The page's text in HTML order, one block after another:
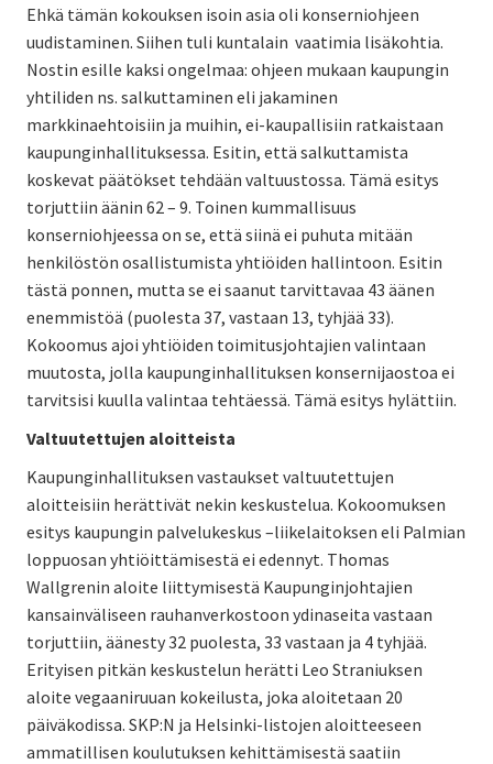
Ehkä tämän kokouksen isoin asia oli konserniohjeen
uudistaminen. Siihen tuli kuntalain vaatimia lisäkohtia.
Nostin esille kaksi ongelmaa: ohjeen mukaan kaupungin
yhtiliden ns. salkuttaminen eli jakaminen
markkinaehtoisiin ja muihin, ei-kaupallisiin ratkaistaan
kaupunginhallituksessa. Esitin, että salkuttamista
koskevat päätökset tehdään valtuustossa. Tämä esitys
torjuttiin äänin 62 – 9. Toinen kummallisuus
konserniohjeessa on se, että siinä ei puhuta mitään
henkilöstön osallistumista yhtiöiden hallintoon. Esitin
tästä ponnen, mutta se ei saanut tarvittavaa 43 äänen
enemmistöä (puolesta 37, vastaan 13, tyhjää 33).
Kokoomus ajoi yhtiöiden toimitusjohtajien valintaan
muutosta, jolla kaupunginhallituksen konsernijaostoa ei
tarvitsisi kuulla valintaa tehtäessä. Tämä esitys hylättiin.
Valtuutettujen aloitteista
Kaupunginhallituksen vastaukset valtuutettujen
aloitteisiin herättivät nekin keskustelua. Kokoomuksen
esitys kaupungin palvelukeskus –liikelaitoksen eli Palmian
loppuosan yhtiöittämisestä ei edennyt. Thomas
Wallgrenin aloite liittymisestä Kaupunginjohtajien
kansainväliseen rauhanverkostoon ydinaseita vastaan
torjuttiin, äänesty 32 puolesta, 33 vastaan ja 4 tyhjää.
Erityisen pitkän keskustelun herätti Leo Straniuksen
aloite vegaaniruuan kokeilusta, joka aloitetaan 20
päiväkodissa. SKP:N ja Helsinki-listojen aloitteeseen
ammatillisen koulutuksen kehittämisestä saatiin